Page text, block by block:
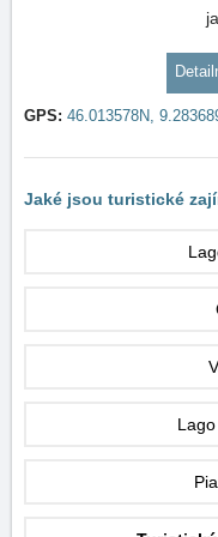
GPS: 46.013578N,
Jaké jsou turistické